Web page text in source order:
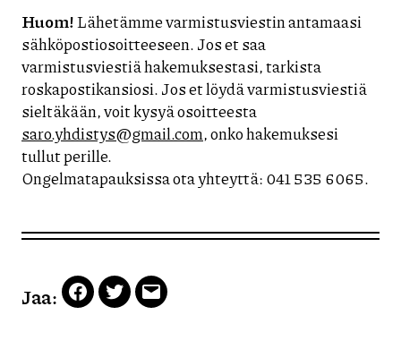
Huom!Lähetämme varmistusviestin antamaasi
sähköpostiosoitteeseen. Jos et saa
varmistusviestiä hakemuksestasi, tarkista
roskapostikansiosi. Jos et löydä varmistusviestiä
sieltäkään, voit kysyä osoitteesta
saro.yhdistys@gmail.com, onko hakemuksesi
tullut perille.
Ongelmatapauksissa ota yhteyttä: 041 535 6065.
Jaa: Facebook
TwitterEmail